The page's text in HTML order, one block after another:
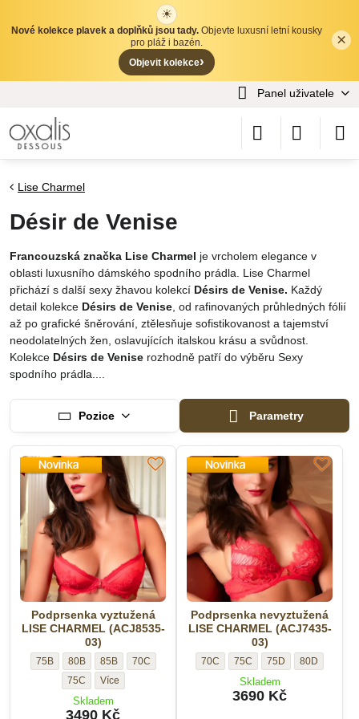
✕
×
☀
Nové kolekce plavek a doplňků jsou tady. Objevte luxusní letní kousky
pro pláž i bazén.
Objevit kolekce›
Panel uživatele
Lise Charmel
Désir de Venise
Francouzská značka Lise Charmel je vrcholem elegance v
oblasti luxusního dámského spodního prádla. Lise Charmel
přichází s další sexy žhavou kolekcí Désirs de Venise. Každý
detail kolekce Désirs de Venise , od rafinovaných průhledných fólií
až po grafické šněrování, ztělesňuje sofistikovanost a tajemství
neodolatelných žen, oslavujících italskou krásu a svůdnost.
Kolekce Désirs de Venise rozhodně patří do výběru Sexy
spodního prádla....
Pozice Parametry
Podprsenka vyztužená
LISE CHARMEL (ACJ8535-
03)
Podprsenka
vyztužená
CHARMEL
75B
Podprsenka
vyztužená
LISE
CHARMEL
80B
Podprsenka
vyztužená
LISE
CHARMEL
85B
Podprsenka
70C
Podprsenka
vyztužená
LISE
75C
Skladem
3490 Kč
Podprsenka nevyztužená
LISE CHARMEL (ACJ7435-
03)
Podprsenka
nevyztužená
70C
Podprsenka
nevyztužená
LISE
75C
Podprsenka
LISE
75D
Podprsenka
80D
Skladem
3690 Kč